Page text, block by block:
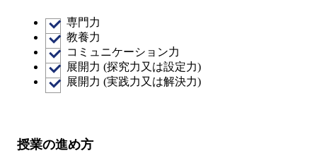
専門力
教養力
コミュニケーション力
展開力 (探究力又は設定力)
展開力 (実践力又は解決力)
授業の進め方